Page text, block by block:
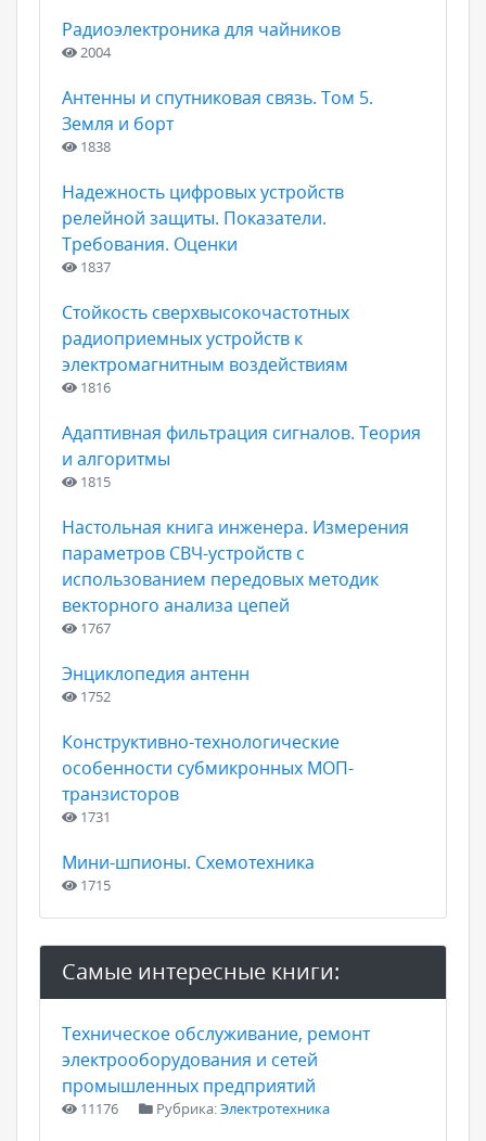
Радиоэлектроника для чайников
2004
Антенны и спутниковая связь. Том 5.
Земля и борт
1838
Надежность цифровых устройств
релейной защиты. Показатели.
Требования. Оценки
1837
Стойкость сверхвысокочастотных
радиоприемных устройств к
электромагнитным воздействиям
1816
Адаптивная фильтрация сигналов. Теория
и алгоритмы
1815
Настольная книга инженера. Измерения
параметров СВЧ-устройств с
использованием передовых методик
векторного анализа цепей
1767
Энциклопедия антенн
1752
Конструктивно-технологические
особенности субмикронных МОП-
транзисторов
1731
Мини-шпионы. Схемотехника
1715
Самые интересные книги:
Техническое обслуживание, ремонт
электрооборудования и сетей
промышленных предприятий
11176 Рубрика:Электротехника